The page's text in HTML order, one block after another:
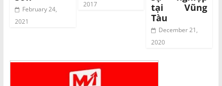
February 24,
2021
2017
tại Vũng
Tàu
December 21,
2020